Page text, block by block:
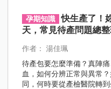
孕期知識
快生產了！
天，常見待產問題總
作者： 湯佳珮
待產包要怎麼準備？真陣
血，如何分辨正常與異常
同，何時要從產檢醫院轉